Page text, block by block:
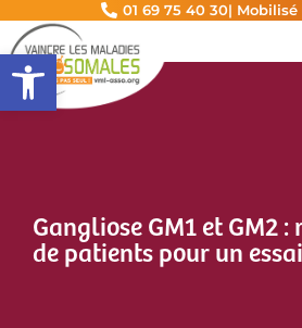
Ouvrir la barre d’outils
01 69 75 40 30| Mobilisé
Gangliose GM1 et GM2
de patients pour un